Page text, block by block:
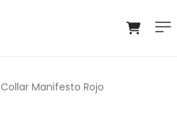
Collar Manifesto Rojo